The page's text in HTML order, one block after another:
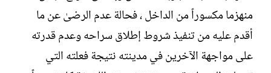
منهزما مكسوراً من الداخل ، فحالة عدم الرضىٰ عن ما
أقدم عليه من تنفيذ شروط إطلاق سراحه وعدم قدرته
على مواجهة الآخرين في مدينته نتيجة فعلته التي